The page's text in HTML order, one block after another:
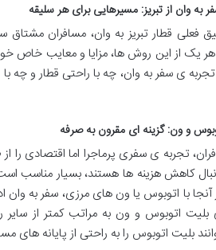
به وان از تبریز: مسیرهایی برای هر سلیقه
فعلی قطار تبریز به وان، مسافران
یک از این روش ها، مزایا و معایب خاص خود
تجربه ی سفر به وان، چه با راحتی قطار
و ون: گزینه ای مقرون به صرفه
تجربه ی سفری پرماجرا اما اقتصادی
کاهش هزینه ها هستند، بسیار مناسب
با اتوبوس یا ون های مرزی، سفر به
بلیت اتوبوس و ون به مراتب کمتر از
بلیت اتوبوس را به راحتی از پایانه های